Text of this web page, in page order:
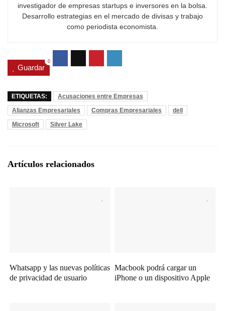
investigador de empresas startups e inversores en la bolsa.
Desarrollo estrategias en el mercado de divisas y trabajo
como periodista economista.
Guardar
0
ETIQUETAS:
Acusaciones entre Empresas
Alianzas Empresariales
Compras Empresariales
dell
Microsoft
Silver Lake
Artículos relacionados
Whatsapp y las nuevas políticas
de privacidad de usuario
Macbook podrá cargar un
iPhone o un dispositivo Apple